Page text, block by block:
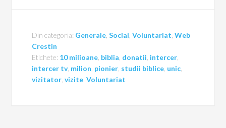
Din categoria: Generale ,Social ,Voluntariat ,Web
Crestin
Etichete: 10 milioane biblia donatii intercer
intercer tv, milion pionier studii biblice unic
vizitator ,vizite ,Voluntariat